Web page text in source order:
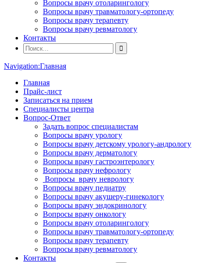
Вопросы врачу отоларингологу
Вопросы врачу травматологу-ортопеду
Вопросы врачу терапевту
Вопросы врачу ревматологу
Контакты
Navigation:Главная
Главная
Прайс-лист
Записаться на прием
Специалисты центра
Вопрос-Ответ
Задать вопрос специалистам
Вопросы врачу урологу
Вопросы врачу детскому урологу-андрологу
Вопросы врачу дерматологу
Вопросы врачу гастроэнтерологу
Вопросы врачу нефрологу
Вопросы врачу неврологу
Вопросы врачу педиатру
Вопросы врачу акушеру-гинекологу
Вопросы врачу эндокринологу
Вопросы врачу онкологу
Вопросы врачу отоларингологу
Вопросы врачу травматологу-ортопеду
Вопросы врачу терапевту
Вопросы врачу ревматологу
Контакты